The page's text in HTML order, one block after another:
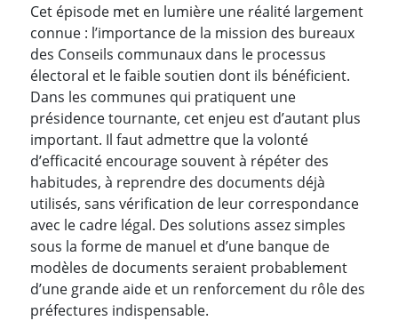
Cet épisode met en lumière une réalité largement
connue : l’importance de la mission des bureaux
des Conseils communaux dans le processus
électoral et le faible soutien dont ils bénéficient.
Dans les communes qui pratiquent une
présidence tournante, cet enjeu est d’autant plus
important. Il faut admettre que la volonté
d’efficacité encourage souvent à répéter des
habitudes, à reprendre des documents déjà
utilisés, sans vérification de leur correspondance
avec le cadre légal. Des solutions assez simples
sous la forme de manuel et d’une banque de
modèles de documents seraient probablement
d’une grande aide et un renforcement du rôle des
préfectures indispensable.